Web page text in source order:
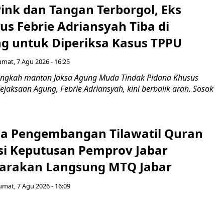
dan Tangan Terborgol, Eks
Febrie Adriansyah Tiba di
untuk Diperiksa Kasus TPPU
7 Agu 2026 - 16:25
mantan Jaksa Agung Muda Tindak Pidana Khusus
Agung, Febrie Adriansyah, kini berbalik arah. Sosok
Pengembangan Tilawatil Quran
Keputusan Pemprov Jabar
Langsung MTQ Jabar
7 Agu 2026 - 16:09